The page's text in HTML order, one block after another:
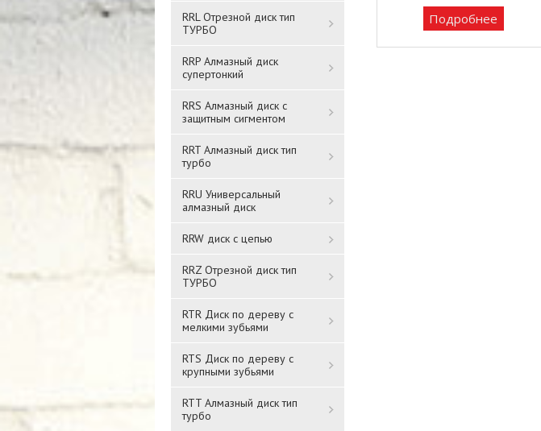
RRL Отрезной диск тип
ТУРБО
RRP Алмазный диск
супертонкий
RRS Алмазный диск с
защитным сигментом
RRT Алмазный диск тип
турбо
RRU Универсальный
алмазный диск
RRW диск с цепью
RRZ Отрезной диск тип
ТУРБО
RTR Диск по дереву с
мелкими зубьями
RTS Диск по дереву с
крупными зубьями
RTT Алмазный диск тип
турбо
Подробнее Подробнее Подробнее